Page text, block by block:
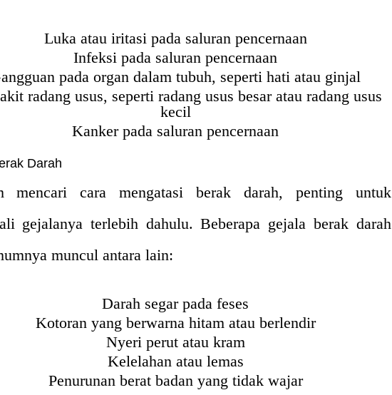
Luka atau iritasi pada saluran pencernaan
Infeksi pada saluran pencernaan
pada organ dalam tubuh, seperti hati atau ginjal
radang usus, seperti radang usus besar atau radang usus
kecil
Kanker pada saluran pencernaan
Darah
mencari cara mengatasi berak darah, penting untuk
gejalanya terlebih dahulu. Beberapa gejala berak darah
muncul antara lain:
Darah segar pada feses
Kotoran yang berwarna hitam atau berlendir
Nyeri perut atau kram
Kelelahan atau lemas
Penurunan berat badan yang tidak wajar